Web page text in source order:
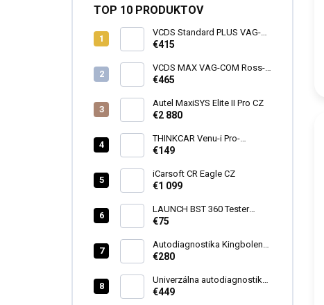
TOP 10 PRODUKTOV
VCDS Standard PLUS VAG-
COM Ross-Tech HEX-V2®
€415
VCDS MAX VAG-COM Ross-
Tech HEX-V2®
€465
Autel MaxiSYS Elite II Pro CZ
€2 880
THINKCAR Venu-i Pro-
programátor TPMS
€149
iCarsoft CR Eagle CZ
€1 099
LAUNCH BST 360 Tester
batérii
€75
Autodiagnostika Kingbolen
S600 SK
€280
Univerzálna autodiagnostika
MAXIECU 2026 FULL
€449